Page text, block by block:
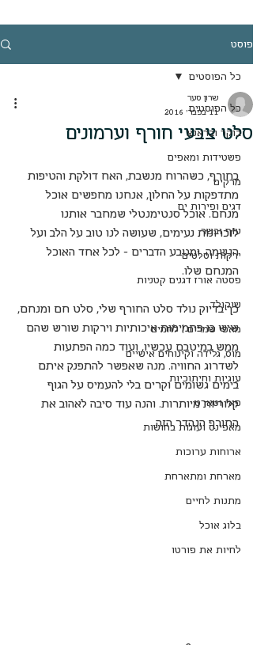
פוסט
כל הפוסטים
בוקר ובראנצ
פשטידות ומאפים
מרקים
דגים ופירות ים
עוף ובשר
ירקות וסלטים
פסטה אורז דגנים קטניות
שוקולד
מאפי שמרים | לחמים
מוס, גלידה וקינוחים אישיים
עוגיות וחיתוכיות
פאי וטארט
מאפינס ועוגות בחושות
ארוחות ערוכות
מארחת ומתארחת
מתנות לחיים
בלוג אוכל
לחיות את פורטו
כל הפוסטים
סלט צבעי חורף וערמונים
שרון סער
11 בפבר׳ 2016
בחורף, כשהרוח מנשבת, האח דולקת והטיפות
מתדפקות על החלון, אנחנו מחפשים אוכל
מנחם. אוכל סנטימנטלי שמחבר אותנו
לזכרונות נעימים, שעושה לנו טוב על הלב ועל
הנשמה. ומטבע הדברים - לכל אחד האוכל
המנחם שלו.
כך בדיוק נולד סלט החורף שלי, סלט חם ומנחם,
שיש בו פחמימות איכותיות וירקות שורש שהם
ממש במיטבם עכשיו, ועוד כמה הפתעות
לשדרוג החוויה. מנה שאפשר להתפנק איתם
בימים גשומים וקרים בלי להעמיס על הגוף
קלוריות מיותרות. והנה עוד סיבה לאהוב את
החורף הנהדר הזה.